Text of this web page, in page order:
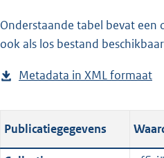
o
a
p
l
i
n
d
g
o
t
l
o
d
b
l
a
n
s
o
o
Onderstaande tabel bevat een
ook als los bestand
Metadata in XML formaat
s
t
a
Publicatiegegevens